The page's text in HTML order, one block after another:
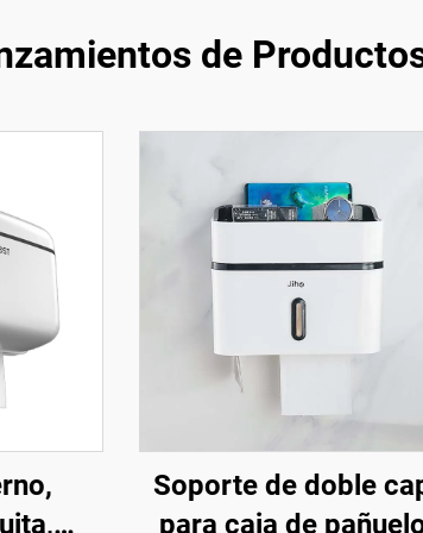
de
Soporte de doble
para caja de